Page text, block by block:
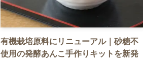
有機栽培原料にリニューアル｜砂糖不
使用の発酵あんこ手作りキットを新発